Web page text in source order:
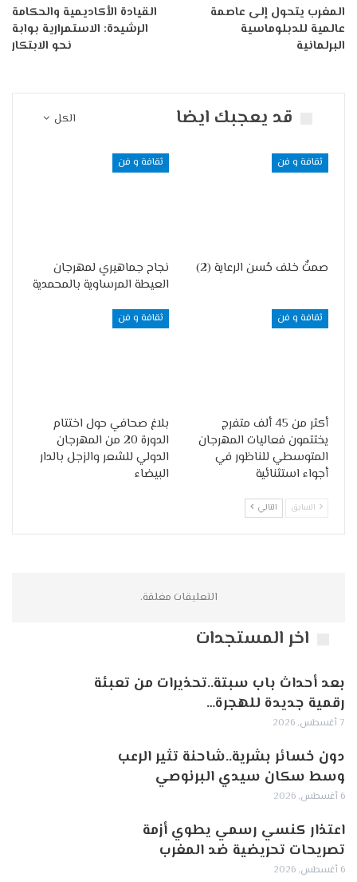
المغرب يتحول إلى عاصمة
عالمية للدبلوماسية
البرلمانية
القيادة الأكاديمية والحكامة
الرشيدة: الاستمرارية بوابة
نحو الابتكار
الكل قد يعجبك ايضا
ثقافة و فن
صمتٌ خلف حُسن الرعاية (2)
ثقافة و فن
نجاح جماهيري لمهرجان
العيطة المرساوية بالمحمدية
ثقافة و فن
أكثر من 45 ألف متفرج
يختتمون فعاليات المهرجان
المتوسطي للناظور في
أجواء استثنائية
ثقافة و فن
بلاغ صحافي حول اختتام
الدورة 20 من المهرجان
الدولي للشعر والزجل بالدار
البيضاء
السابق التالي
التعليقات مغلقة.
اخر المستجدات
بعد أحداث باب سبتة..تحذيرات من تعبئة
رقمية جديدة للهجرة…
7 أغسطس, 2026
دون خسائر بشرية..شاحنة تثير الرعب
وسط سكان سيدي البرنوصي
6 أغسطس, 2026
اعتذار كنسي رسمي يطوي أزمة
تصريحات تحريضية ضد المغرب
6 أغسطس, 2026